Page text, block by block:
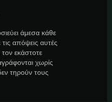
άμεσα κάθε
απόψεις αυτές
εκάστοτε
χωρίς
τηρούν τους